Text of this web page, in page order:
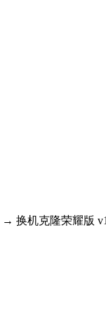
→ 换机克隆荣耀版